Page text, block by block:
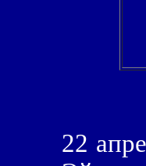
22